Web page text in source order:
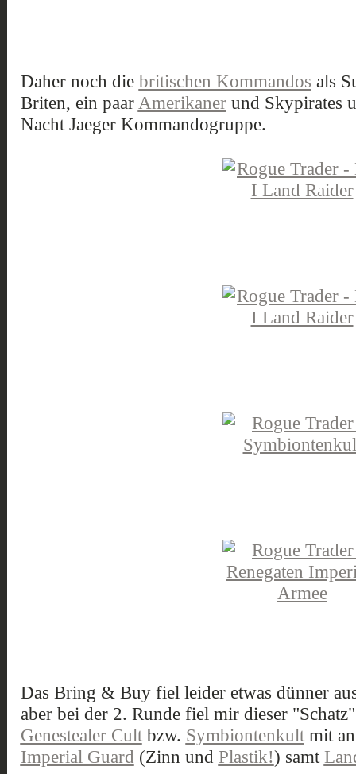
Daher noch die britischen Kommandos als
Briten, ein paar Amerikanerund Skypirates
Nacht Jaeger Kommandogruppe.
Das Bring & Buy fiel leider etwas dünner
aber bei der 2. Runde fiel mir dieser
Genestealer Cultbzw. Symbiontenkultmit
Imperial Guard (Zinn und Plastik!) samt